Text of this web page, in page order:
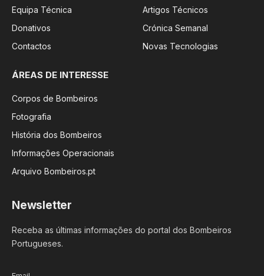
Equipa Técnica
Donativos
Contactos
Artigos Técnicos
Crónica Semanal
Novas Tecnologias
ÁREAS DE INTERESSE
Corpos de Bombeiros
Fotografia
História dos Bombeiros
Informações Operacionais
Arquivo Bombeiros.pt
Newsletter
Receba as últimas informações do portal dos Bombeiros
Portugueses.